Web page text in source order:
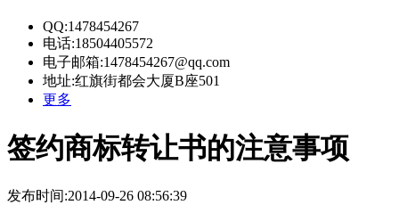
QQ:1478454267
电话:18504405572
电子邮箱:1478454267@qq.com
地址:红旗街都会大厦B座501
更多
签约商标转让书的注意事项
发布时间:2014-09-26 08:56:39